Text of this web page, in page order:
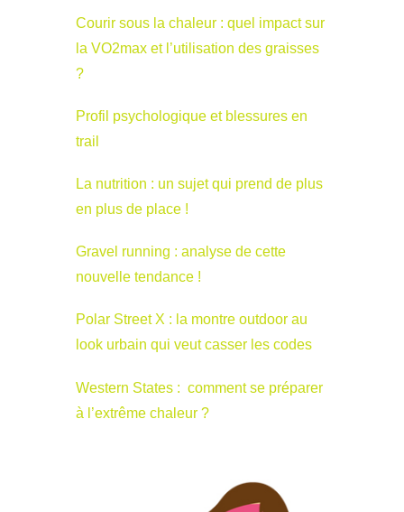
Courir sous la chaleur : quel impact sur
la VO2max et l’utilisation des graisses
?
Profil psychologique et blessures en
trail
La nutrition : un sujet qui prend de plus
en plus de place !
Gravel running : analyse de cette
nouvelle tendance !
Polar Street X : la montre outdoor au
look urbain qui veut casser les codes
Western States : comment se préparer
à l’extrême chaleur ?